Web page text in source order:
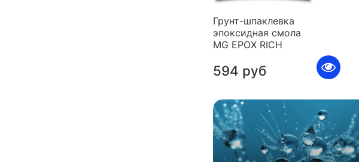
Грунт-шпаклевка
эпоксидная смола
MG EPOX RICH
594 руб